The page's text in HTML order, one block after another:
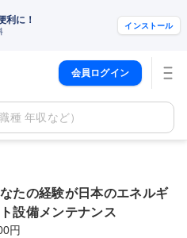
利に！ インストール
会員ログイン
種 年収など）
たの経験が日本のエネルギ
設備メンテナンス
円